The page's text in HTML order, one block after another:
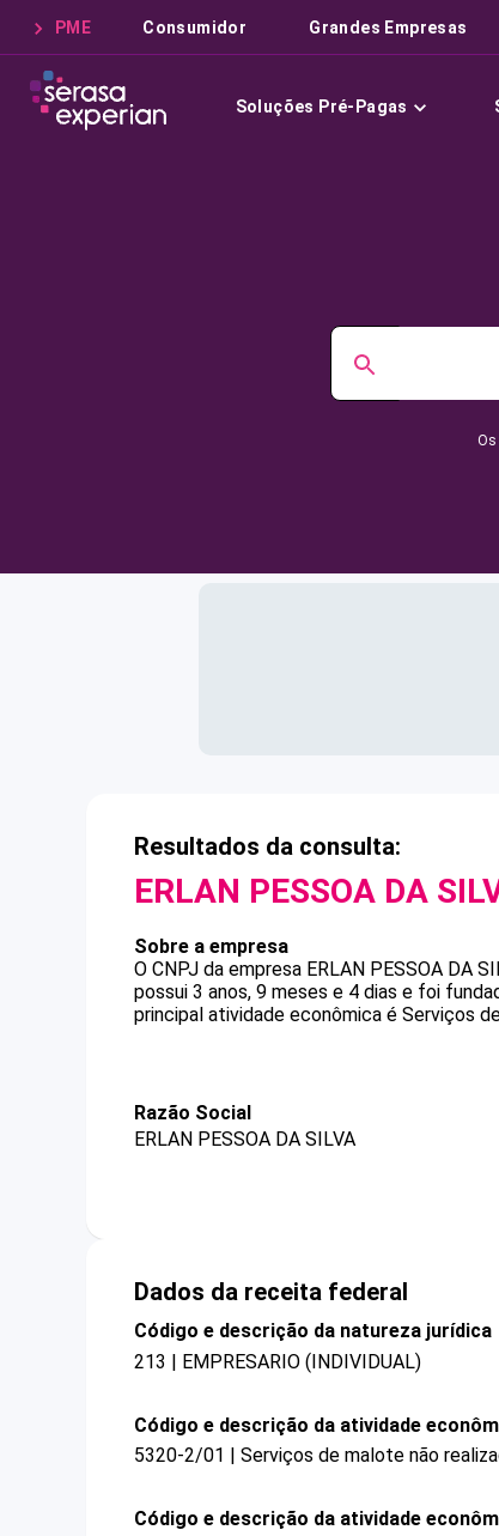
PME Consumidor Grandes Empresas
Soluções Pré-Pagas
Os
Resultados da consulta:
ERLAN PESSOA DA
Sobre a empresa
O CNPJ da empresa ERLAN PESSOA DA
possui 3 anos, 9 meses e 4 dias e foi
principal atividade econômica é Serviços
Razão Social
ERLAN PESSOA DA SILVA
Dados da receita federal
Código e descrição da natureza jurídica
213 | EMPRESARIO (INDIVIDUAL)
Código e descrição da atividade
5320-2/01 | Serviços de malote não
Código e descrição da atividade